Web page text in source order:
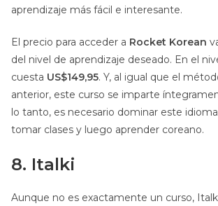
aprendizaje más fácil e interesante.
El precio para acceder a Rocket Korean
del nivel de aprendizaje deseado. En el
cuesta US$149,95. Y, al igual que el
anterior, este curso se imparte
lo tanto, es necesario dominar este
tomar clases y luego aprender coreano.
8. Italki
Aunque no es exactamente un curso,